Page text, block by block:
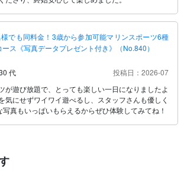
様でも同料金！3歳から参加可能マリンスポーツ6種
ス《写真データプレゼント付き》（No.840）
代
投稿日：2026-07
が遊び放題で、とっても楽しい一日になりましたよ
気にせずワイワイ遊べるし、スタッフさんも優しく
真もいっぱいもらえるからぜひ体験してみてね！